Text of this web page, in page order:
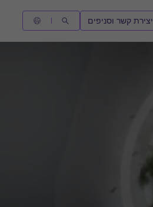
יצירת קשר וסניפים